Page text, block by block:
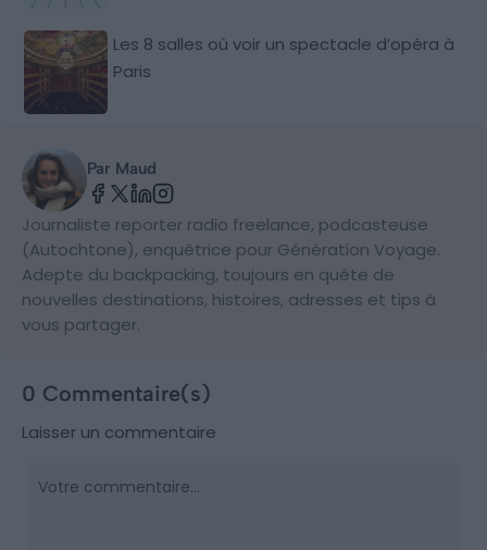
Les 8 salles où voir un spectacle d’opéra à
Paris
Par Maud
Journaliste reporter radio freelance, podcasteuse
(Autochtone), enquêtrice pour Génération Voyage.
Adepte du backpacking, toujours en quête de
nouvelles destinations, histoires, adresses et tips à
vous partager.
0 Commentaire(s)
Laisser un commentaire